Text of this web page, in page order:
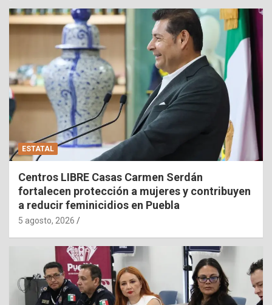
ESTATAL
Centros LIBRE Casas Carmen Serdán
fortalecen protección a mujeres y contribuyen
a reducir feminicidios en Puebla
5 agosto, 2026